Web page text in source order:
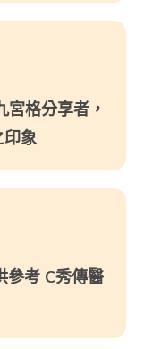
宮格分享者，
象
參考 C秀傳醫